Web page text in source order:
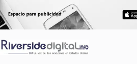
al
contenido